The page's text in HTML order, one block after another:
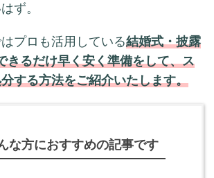
ず。
プロも活用している結婚式・披露
きるだけ早く安く準備をして、ス
する方法をご紹介いたします。
な方におすすめの記事です